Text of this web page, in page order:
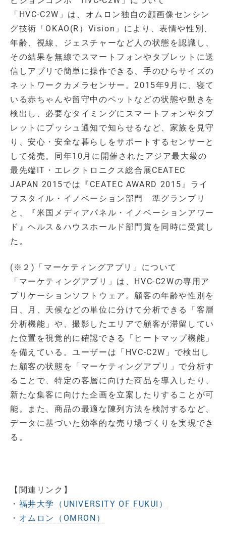
「HVC-C2W」は、オムロン独自の顔画像センシン
グ技術「OKAO(R）Vision」により、表情や性別、
年齢、視線、ジェスチャーなど人の状態を認識し、
その結果を無線でスマートフォンやタブレットに送
信しアプリで簡単に操作できる、手のひらサイズの
ネットワークカメラセンサー。2015年9月に、寝て
いる赤ちゃんや留守中のペットなどの状態や動きを
検出し、必要なタイミングにスマートフォンやタブ
レットにプッシュ通知で知らせるなど、家族を見守
り、安心・安全な暮らしをサポートするセンサーと
して発売。同年10月に開催されたアジア最大級の
最先端IT・エレクトロニクス総合展CEATEC
JAPAN 2015では『CEATEC AWARD 2015』ライ
フスタイル・イノベーション部門 準グランプリ
と、『米国メディアパネル・イノベーションアワー
ド』ヘルス＆ハウスホールド部門賞を同時に受賞し
た。
(※２)「マーケティングアプリ」について
「マーケティングアプリ」は、HVC-C2Wの専用ア
プリケーションソフトウェア。顧客の年齢や性別を
日、月、天候などの単位に分けて分析できる「客層
分析機能」や、撮影したエリアで顧客が滞留してい
た位置を視覚的に確認できる「ヒートマップ機能」
を備えている。ユーザーは「HVC-C2W」で検出し
た顧客の状態を「マーケティングアプリ」で分析す
ることで、特定の客層に向けた商品を導入したり、
新たな集客に向けた企画を立案したりすることが可
能。また、商品の最適な陳列方法を検討するなど、
データに基づいた効率的な売り場づくりを実現でき
る。
【関連リンク】
・ 福井大学（UNIVERSITY OF FUKUI）
・ オムロン（OMRON）